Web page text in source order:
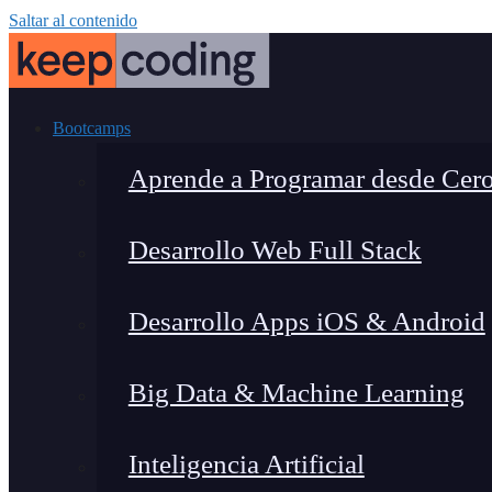
Saltar al contenido
Bootcamps
Aprende a Programar desde
Desarrollo Web Full Stack
Desarrollo Apps iOS & Android
Big Data & Machine Learning
Inteligencia Artificial